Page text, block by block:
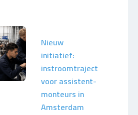
Nieuw
initiatief:
instroomtraject
voor assistent-
monteurs in
Amsterdam